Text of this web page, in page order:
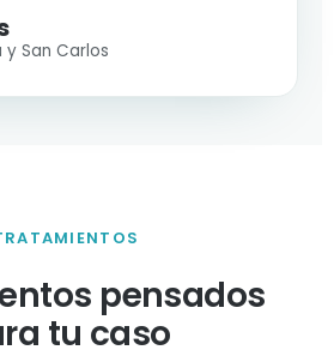
y San Carlos
pensados
tu caso